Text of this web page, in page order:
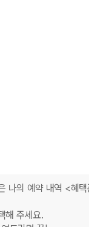
입장 할인에 깜짝 선
나의 예약 내역 <혜
해 주세요.